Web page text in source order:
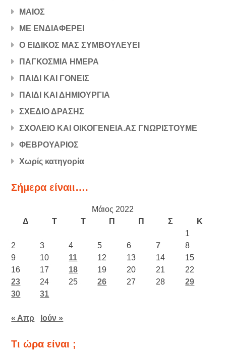
ΜΑΙΟΣ
ΜΕ ΕΝΔΙΑΦΕΡΕΙ
Ο ΕΙΔΙΚΟΣ ΜΑΣ ΣΥΜΒΟΥΛΕΥΕΙ
ΠΑΓΚΟΣΜΙΑ ΗΜΕΡΑ
ΠΑΙΔΙ ΚΑΙ ΓΟΝΕΙΣ
ΠΑΙΔΙ ΚΑΙ ΔΗΜΙΟΥΡΓΙΑ
ΣΧΕΔΙΟ ΔΡΑΣΗΣ
ΣΧΟΛΕΙΟ ΚΑΙ ΟΙΚΟΓΕΝΕΙΑ.ΑΣ ΓΝΩΡΙΣΤΟΥΜΕ
ΦΕΒΡΟΥΑΡΙΟΣ
Χωρίς κατηγορία
Σήμερα είναιι….
Μάιος 2022
Δ
Τ Τ Π Π Σ
Κ
1
2
3 4 5 6 7
8
9
10 11 12 13 14
15
16
17 18 19 20 21
22
23
24 25 26 27 28
29
30
31
« Απρ Ιούν »
Τι ώρα είναι ;